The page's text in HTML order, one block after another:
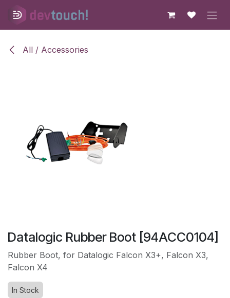
Skip to Content
All / Accessories
Datalogic Rubber Boot [94ACC0104]
Rubber Boot, for Datalogic Falcon X3+, Falcon X3,
Falcon X4
In Stock